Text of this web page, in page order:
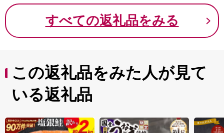
すべての返礼品をみる
この返礼品をみた人が見て
いる返礼品